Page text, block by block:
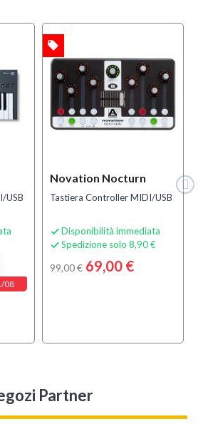
USB
08
Novation Nocturn
Tastiera Controller MIDI/USB
 Disponibilità immediata
 Spedizione solo 8,90 €
99,00 € 69,00 €
local_offer
Partner